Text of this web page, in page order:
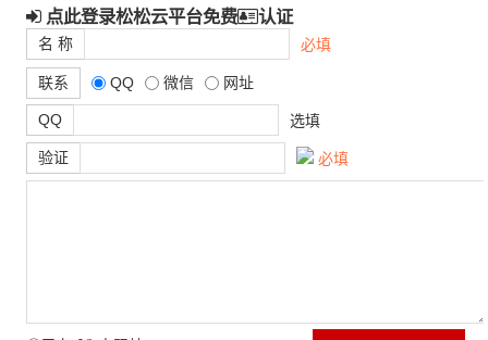
点此登录松松云平台免费 认证
名 称 必填
联系 QQ 微信 网址
QQ 选填
验证 必填